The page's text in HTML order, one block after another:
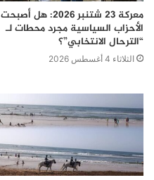
معركة 23 شتنبر 2026: هل أصبحت
الأحزاب السياسية مجرد محطات لـ
“الترحال الانتخابي”؟
الثلاثاء 4 أغسطس 2026